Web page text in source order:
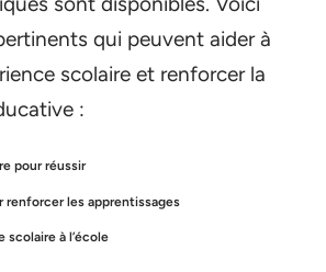
qui peuvent aider à
scolaire et renforcer la
:
pour réussir
les apprentissages
scolaire à l’école